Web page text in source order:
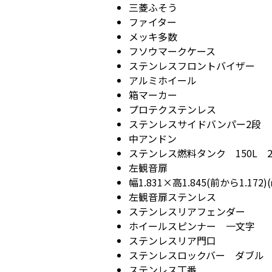
三菱ふそう
ファイター
メッキ多数
フソウマークケース
ステンレスフロントバイザー
アルミホイール
箱マーカー
プロテクステンレス
ステンレスサイドバンパー2段
中アンドン
ステンレス燃料タンク 150L
左観音扉
幅1.831×高1.845(前から
左観音扉ステンレス
ステンレスリアフェンダー
ホイールスピンナー 一文字
ステンレスリア門口
ステンレスロックバー ダブル